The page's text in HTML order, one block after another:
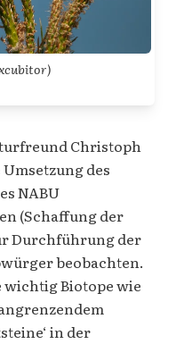
)
Christoph
des
NABU
(Schaffung der
Durchführung der
beobachten.
wichtig Biotope wie
in der